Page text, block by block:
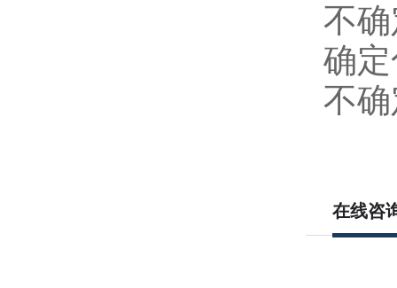
不
确
不
在线咨